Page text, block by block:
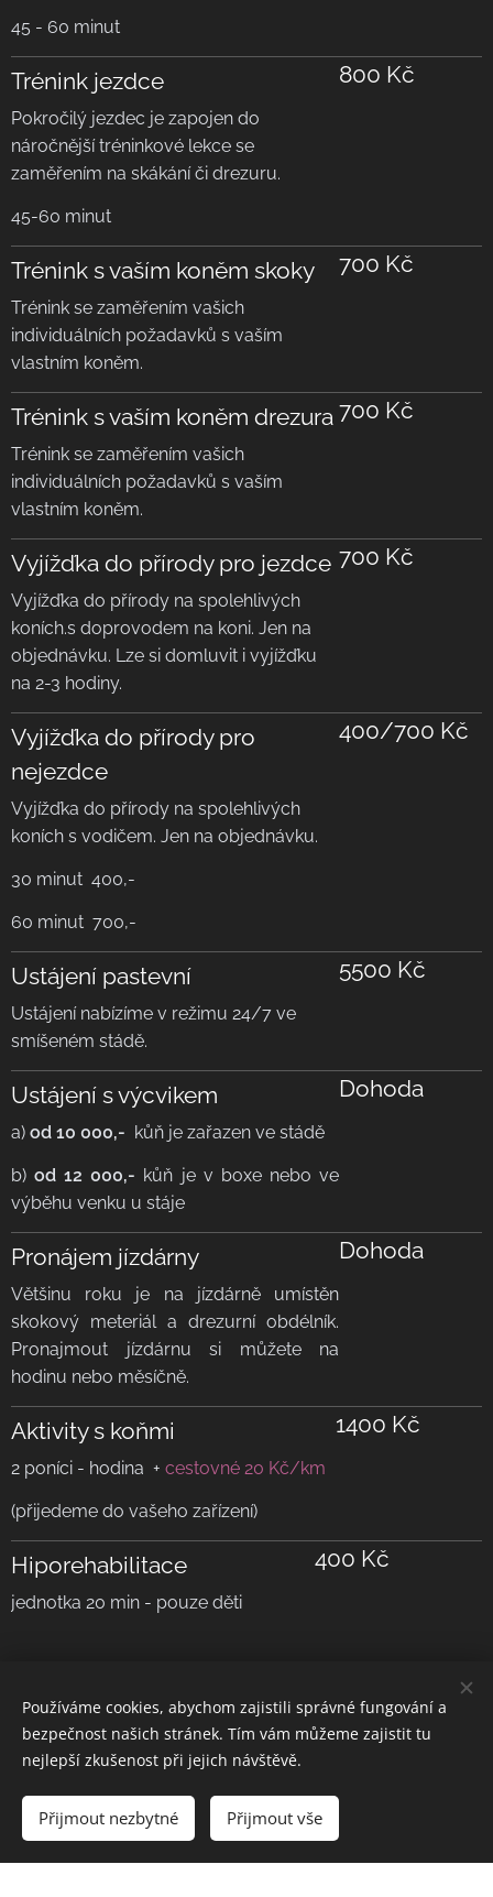
45 - 60 minut
Trénink jezdce
Pokročilý jezdec je zapojen do
náročnější tréninkové lekce se
zaměřením na skákání či drezuru.
45-60 minut
800 Kč
Trénink s vaším koněm skoky
Trénink se zaměřením vašich
individuálních požadavků s vaším
vlastním koněm.
700 Kč
Trénink s vaším koněm drezura
Trénink se zaměřením vašich
individuálních požadavků s vaším
vlastním koněm.
700 Kč
Vyjížďka do přírody pro jezdce
Vyjížďka do přírody na spolehlivých
koních.s doprovodem na koni. Jen na
objednávku. Lze si domluvit i vyjížďku
na 2-3 hodiny.
700 Kč
Vyjížďka do přírody pro
nejezdce
Vyjížďka do přírody na spolehlivých
koních s vodičem. Jen na objednávku.
30 minut 400,-
60 minut 700,-
400/700 Kč
Ustájení pastevní
Ustájení nabízíme v režimu 24/7 ve
smíšeném stádě.
5500 Kč
Ustájení s výcvikem
a) od 10 000,- kůň je zařazen ve stádě
b)od 12 000,- kůň je v boxe nebo ve
výběhu venku u stáje
Dohoda
Pronájem jízdárny
Většinu roku je na jízdárně umístěn
skokový meteriál a drezurní obdélník.
Pronajmout jízdárnu si můžete na
hodinu nebo měsíčně.
Dohoda
Aktivity s koňmi
2 poníci - hodina + cestovné 20 Kč/km
(přijedeme do vašeho zařízení)
1400 Kč
Hiporehabilitace
jednotka 20 min - pouze děti
400 Kč
Vytvořeno službou Webnode
Používáme cookies, abychom zajistili správné fungování a
bezpečnost našich stránek. Tím vám můžeme zajistit tu
nejlepší zkušenost při jejich návštěvě.
Přijmout nezbytné Přijmout vše